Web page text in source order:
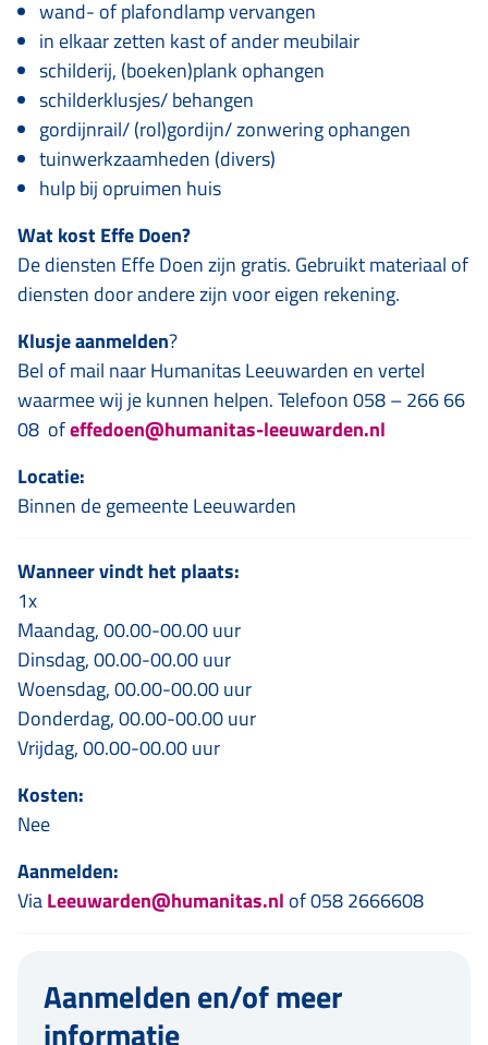
wand- of plafondlamp vervangen
in elkaar zetten kast of ander meubilair
schilderij, (boeken)plank ophangen
schilderklusjes/ behangen
gordijnrail/ (rol)gordijn/ zonwering ophangen
tuinwerkzaamheden (divers)
hulp bij opruimen huis
Wat kost Effe Doen?
De diensten Effe Doen zijn gratis. Gebruikt materiaal of
diensten door andere zijn voor eigen rekening.
Klusje aanmelden?
Bel of mail naar Humanitas Leeuwarden en vertel
waarmee wij je kunnen helpen. Telefoon 058 – 266 66
08 ofeffedoen@humanitas-leeuwarden.nl
Locatie:
Binnen de gemeente Leeuwarden
Wanneer vindt het plaats:
1x
Maandag, 00.00-00.00 uur
Dinsdag, 00.00-00.00 uur
Woensdag, 00.00-00.00 uur
Donderdag, 00.00-00.00 uur
Vrijdag, 00.00-00.00 uur
Kosten:
Nee
Aanmelden:
ViaLeeuwarden@humanitas.nl of 058 2666608
Aanmelden en/of meer
informatie